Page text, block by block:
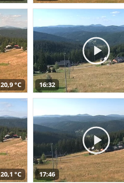
20,9 °C 16:32
20,1 °C 17:46